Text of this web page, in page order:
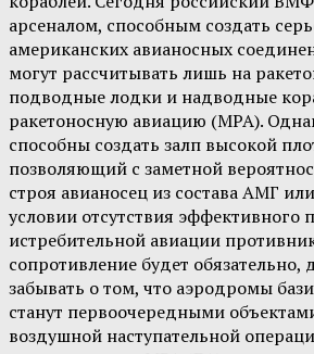
арсеналом, способным создать
американских авианосных
могут рассчитывать лишь на
подводные лодки и надводные
ракетоносную авиацию (МРА).
способны создать залп высокой
позволяющий с заметной
строя авианосец из состава АМГ
условии отсутствия эффективного
истребительной авиации
сопротивление будет обязательно,
забывать о том, что аэродромы
станут первоочередными
воздушной наступательной